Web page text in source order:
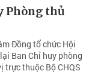
Phòng thủ
Đồng tổ chức Hội
Ban Chỉ huy phòng
trực thuộc Bộ CHQS